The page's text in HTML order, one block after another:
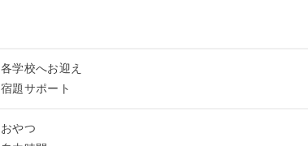
各学校へお迎え
宿題サポート
おやつ